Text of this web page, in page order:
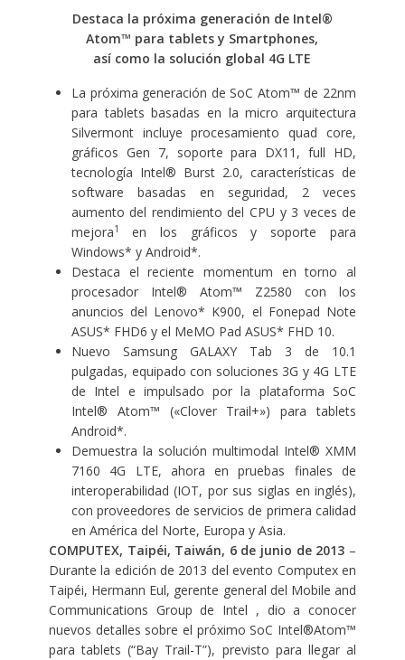
Destaca la próxima generación de Intel®
Atom™ para tablets y Smartphones,
así como la solución global 4G LTE
La próxima generación de SoC Atom™ de 22nm
para tablets basadas en la micro arquitectura
Silvermont incluye procesamiento quad core,
gráficos Gen 7, soporte para DX11, full HD,
tecnología Intel® Burst 2.0, características de
software basadas en seguridad, 2 veces
aumento del rendimiento del CPU y 3 veces de
mejora1 en los gráficos y soporte para
Windows* y Android*.
Destaca el reciente momentum en torno al
procesador Intel® Atom™ Z2580 con los
anuncios del Lenovo* K900, el Fonepad Note
ASUS* FHD6 y el MeMO Pad ASUS* FHD 10.
Nuevo Samsung GALAXY Tab 3 de 10.1
pulgadas, equipado con soluciones 3G y 4G LTE
de Intel e impulsado por la plataforma SoC
Intel® Atom™ («Clover Trail+») para tablets
Android*.
Demuestra la solución multimodal Intel® XMM
7160 4G LTE, ahora en pruebas finales de
interoperabilidad (IOT, por sus siglas en inglés),
con proveedores de servicios de primera calidad
en América del Norte, Europa y Asia.
COMPUTEX, Taipéi, Taiwán, 6 de junio de 2013 –
Durante la edición de 2013 del evento Computex en
Taipéi, Hermann Eul, gerente general del Mobile and
Communications Group de Intel , dio a conocer
nuevos detalles sobre el próximo SoC Intel®Atom™
para tablets (“Bay Trail-T”), previsto para llegar al